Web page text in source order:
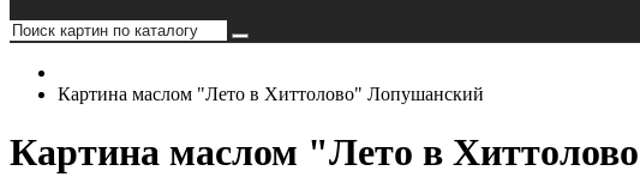
Картина маслом "Лето в Хиттолово" Лопушанский
Картина маслом "Лето в